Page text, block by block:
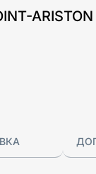
ARISTON